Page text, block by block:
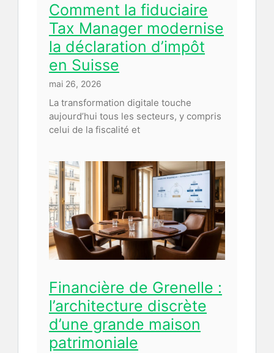
Comment la fiduciaire
Tax Manager modernise
la déclaration d’impôt
en Suisse
mai 26, 2026
La transformation digitale touche
aujourd’hui tous les secteurs, y compris
celui de la fiscalité et
Financière de Grenelle :
l’architecture discrète
d’une grande maison
patrimoniale